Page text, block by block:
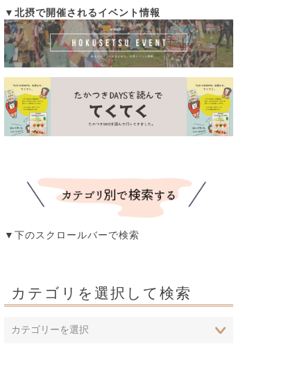
▼北摂で開催されるイベント情報
▼下のスクロールバーで検索
カテゴリを選択して検索